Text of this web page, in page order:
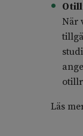
När
Läs